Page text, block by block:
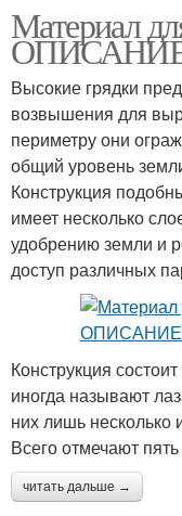
Материал
Высокие грядки
возвышения для
периметру они
общий уровень
Конструкция
имеет несколько
удобрению земли и
доступ различных
Конструкция
иногда называют
них лишь несколько
Всего отмечают
читать дальше →